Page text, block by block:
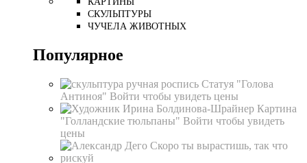
СКУЛЬПТУРЫ
ЧУЧЕЛА ЖИВОТНЫХ
Популярное
Статуя "Голова
Антиноя" Войти чтобы увидеть цены
Картина
"Голландские тюльпаны" Войти чтобы увидеть
цены